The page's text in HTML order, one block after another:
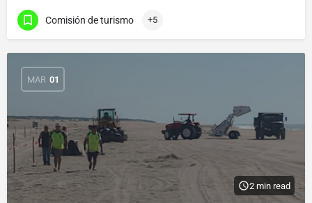
Comisión de turismo +5
MAR 01
2 min read